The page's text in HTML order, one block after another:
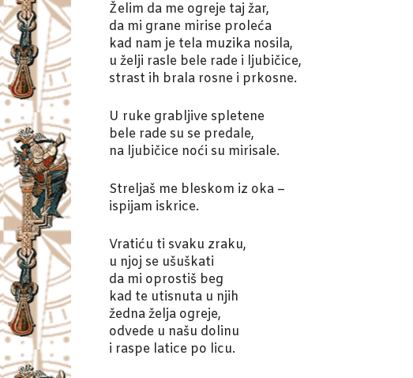
Želim da me ogreje taj žar,
da mi grane mirise proleća
kad nam je tela muzika nosila,
u želji rasle bele rade i ljubičice,
strast ih brala rosne i prkosne.
U ruke grabljive spletene
bele rade su se predale,
na ljubičice noći su mirisale.
Streljaš me bleskom iz oka –
ispijam iskrice.
Vratiću ti svaku zraku,
u njoj se ušuškati
da mi oprostiš beg
kad te utisnuta u njih
žedna želja ogreje,
odvede u našu dolinu
i raspe latice po licu.